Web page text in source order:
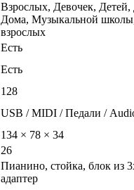
Взрослых, Девочек, Детей,
Дома, Музыкальной
взрослых
Есть
Есть
128
USB / MIDI / Педали /
134 × 78 × 34
26
Пианино, стойка, блок из
адаптер